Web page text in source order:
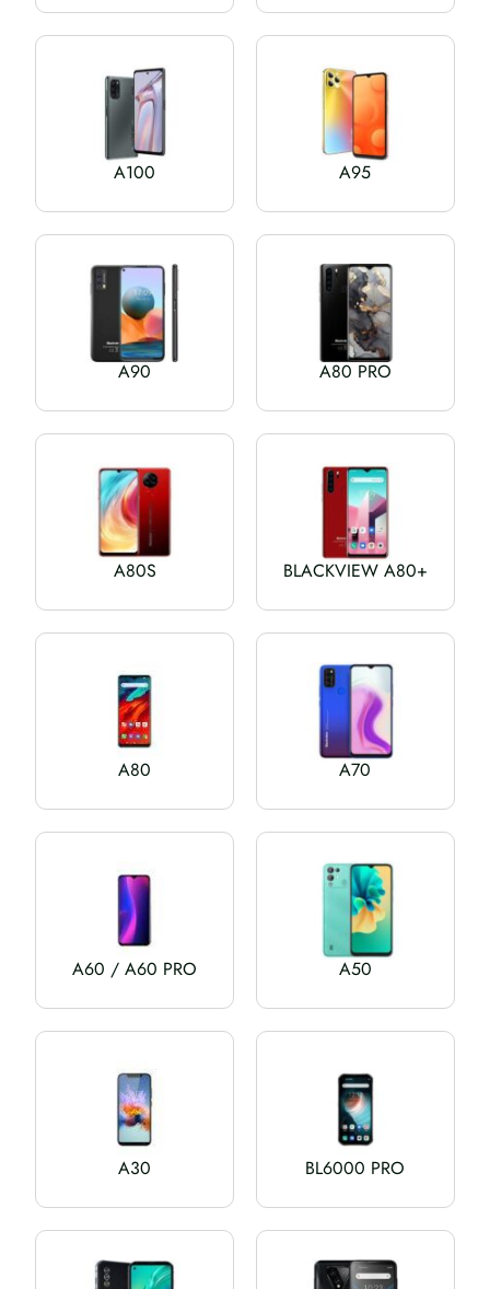
A100 A95
A90 A80 PRO
A80S BLACKVIEW A80+
A80 A70
A60 / A60 PRO A50
A30 BL6000 PRO